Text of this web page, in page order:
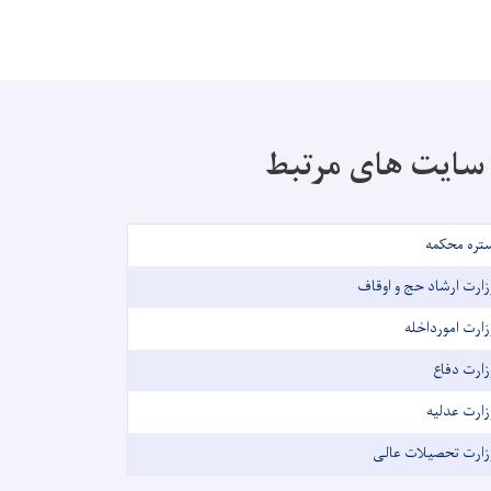
سایت های مرتبط
محکمه
ارشاد حج و اوقاف
امورداخله
دفاع
عدلیه
تحصیلات عالی